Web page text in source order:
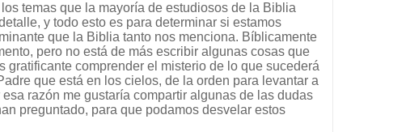
temas que la mayoría de estudiosos de la Biblia
y todo esto es para determinar si estamos
que la Biblia tanto nos menciona. Bíblicamente
pero no está de más escribir algunas cosas que
gratificante comprender el misterio de lo que sucederá
que está en los cielos, de la orden para levantar a
razón me gustaría compartir algunas de las dudas
preguntado, para que podamos desvelar estos